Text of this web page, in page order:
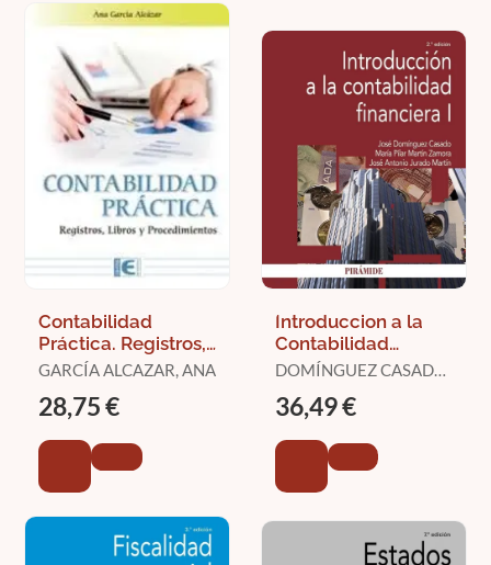
Contabilidad
Práctica. Registros,
Libros y
GARCÍA ALCAZAR, ANA
28,75 €
Introduccion a la
Contabilidad
Financiera I
DOMÍNGUEZ CASADO,
ZAMORA, M.ª PILAR /
JOSÉ ANTONIO
36,49 €